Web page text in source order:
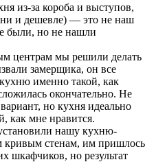
из-за короба и выступов,
и дешевле) — это не наш
были, но не нашли
центрам мы решили делать
замерщика, он все
именно такой, как
окончательно. Не
но кухня идеально
как мне нравится.
нашу кухню-
кривым стенам, им пришлось
шкафчиков, но результат